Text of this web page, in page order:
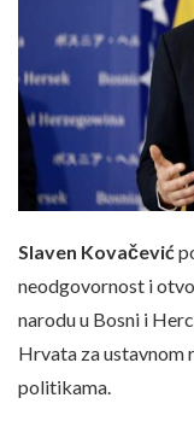
Slaven Kovačević
neodgovornost i
narodu u Bosni i
Hrvata za ustavnom
politikama.